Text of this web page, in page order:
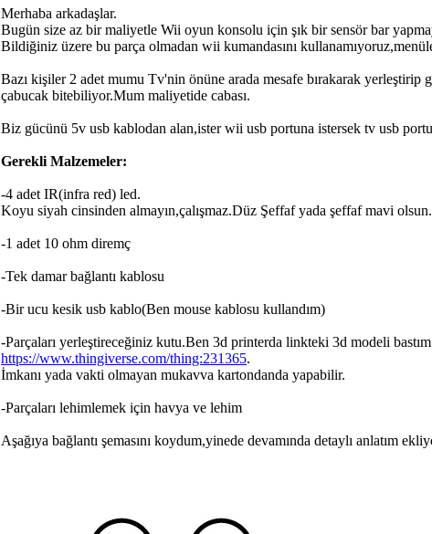
Merhaba arkadaşlar.
Bugün size az bir maliyetle Wii oyun konsolu için şık bir sensör bar
Bildiğiniz üzere bu parça olmadan wii kumandasını
Bazı kişiler 2 adet mumu Tv'nin önüne arada mesafe bırakarak
çabucak bitebiliyor.Mum maliyetide cabası.
Biz gücünü 5v usb kablodan alan,ister wii usb portuna istersek tv usb
Gerekli Malzemeler:
-4 adet IR(infra red) led.
Koyu siyah cinsinden almayın,çalışmaz.Düz Şeffaf yada şeffaf mavi olsun.
-1 adet 10 ohm diremç
-Tek damar bağlantı kablosu
-Bir ucu kesik usb kablo(Ben mouse kablosu kullandım)
-Parçaları yerleştireceğiniz kutu.Ben 3d printerda linkteki 3d modeli bastım
https://www.thingiverse.com/thing:231365.
İmkanı yada vakti olmayan mukavva kartondanda yapabilir.
-Parçaları lehimlemek için havya ve lehim
Aşağıya bağlantı şemasını koydum,yinede devamında detaylı anlatım